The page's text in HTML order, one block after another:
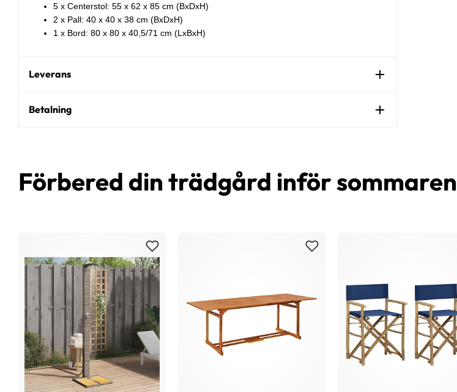
5 x Centerstol: 55 x 62 x 85 cm (BxDxH)
2 x Pall: 40 x 40 x 38 cm (BxDxH)
1 x Bord: 80 x 80 x 40,5/71 cm (LxBxH)
Leverans
Betalning
Förbered din trädgård inför sommaren